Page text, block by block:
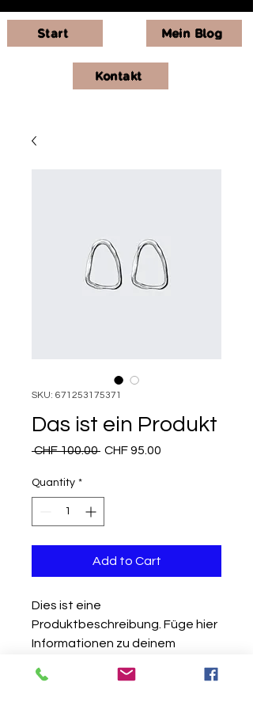
Start Mein Blog
Kontakt
SKU: 671253175371
Das ist ein Produkt
CHF 100.00 Regular
CHF 95.00
Quantity *
Add to Cart
Dies ist eine
Produktbeschreibung. Füge hier
Informationen zu deinem
Informationen zu Größen und